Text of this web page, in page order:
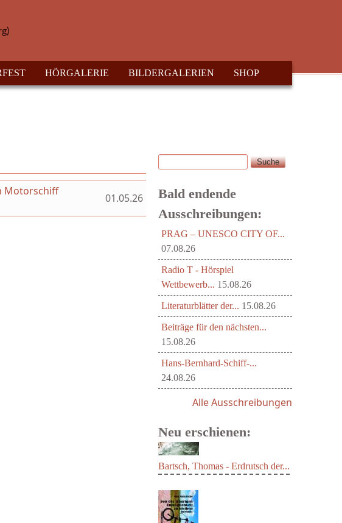
HÖRGALERIE BILDERGALERIEN SHOP
Motorschiff
01.05.26
Suchformular
Suche
Bald endende
Ausschreibungen:
PRAG – UNESCO CITY OF...
07.08.26
Radio T - Hörspiel
Wettbewerb... 15.08.26
Literaturblätter der... 15.08.26
Beiträge für den nächsten...
15.08.26
Hans-Bernhard-Schiff-...
24.08.26
Alle Ausschreibungen
Neu erschienen:
Bartsch, Thomas - Erdrutsch der...